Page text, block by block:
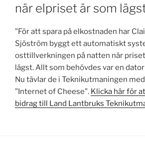
när elpriset är som
”För att spara på elkostnaden har
Sjöström byggt ett automatiskt
osttillverkningen på natten när priset
lägst. Allt som behövdes var en
Nu tävlar de i Teknikutmaningen
”Internet of Cheese”. Klicka här för
bidrag till Land Lantbruks